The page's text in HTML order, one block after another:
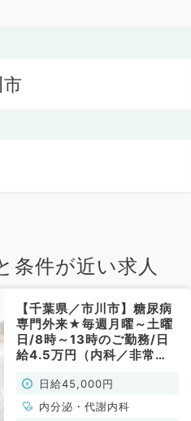
条件が近い求人
【千葉県／市川市】糖尿病
専門外来★毎週月曜～土曜
日/8時～13時のご勤務/日
給4.5万円（内科／非常
日給45,000円
内分泌・代謝内科